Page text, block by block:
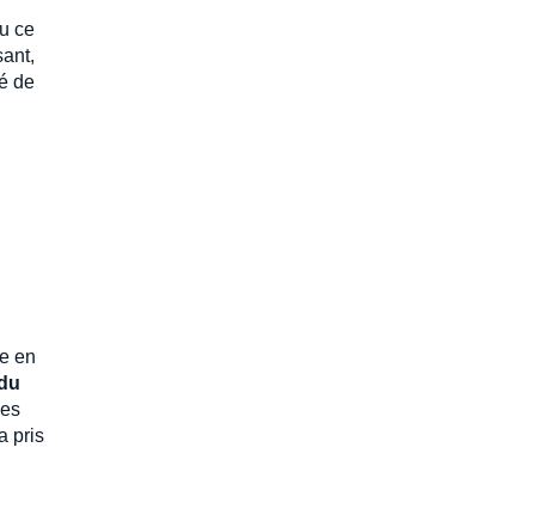
ce
de
en
pris